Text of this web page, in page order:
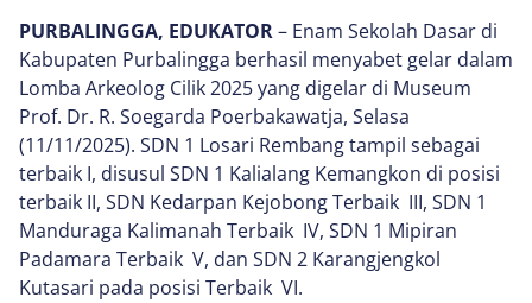
PURBALINGGA, EDUKATOR– Enam Sekolah Dasar di
Kabupaten Purbalingga berhasil menyabet gelar dalam
Lomba Arkeolog Cilik 2025 yang digelar di Museum
Prof. Dr. R. Soegarda Poerbakawatja, Selasa
(11/11/2025). SDN 1 Losari Rembang tampil sebagai
terbaik I, disusul SDN 1 Kalialang Kemangkon di posisi
terbaik II, SDN Kedarpan Kejobong Terbaik III, SDN 1
Manduraga Kalimanah Terbaik IV, SDN 1 Mipiran
Padamara Terbaik V, dan SDN 2 Karangjengkol
Kutasari pada posisi Terbaik VI.